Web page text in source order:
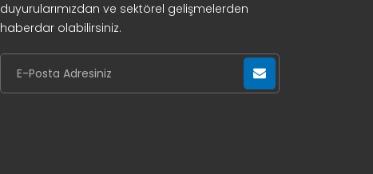
duyurularımızdan ve sektörel gelişmelerden
haberdar olabilirsiniz.